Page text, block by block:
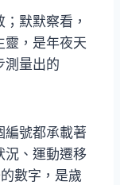
默默察看，
靈，是年夜天
測量出的
編號都承載著
況、運動遷移
數字，是歲